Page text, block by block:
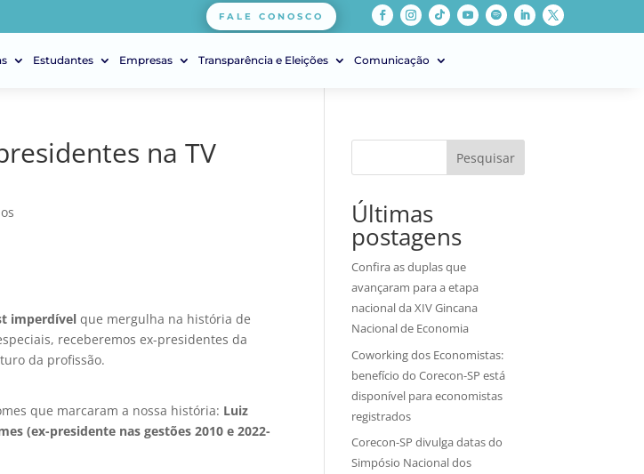
FALE CONOSCO
Estudantes Empresas Transparência e Eleições Comunicação
na TV
imperdível que mergulha na história de
receberemos ex-presidentes da
da profissão.
que marcaram a nossa história: Luiz
(ex-presidente nas gestões 2010 e 2022-
Pesquisar
Últimas
postagens
Confira as duplas que
avançaram para a etapa
nacional da XIV Gincana
Nacional de Economia
Coworking dos Economistas:
benefício do Corecon-SP está
disponível para economistas
registrados
Corecon-SP divulga datas do
Simpósio Nacional dos